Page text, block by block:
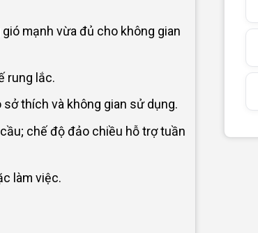
mạnh vừa đủ cho không gian
rung lắc.
thích và không gian sử dụng.
chế độ đảo chiều hỗ trợ tuần
làm việc.